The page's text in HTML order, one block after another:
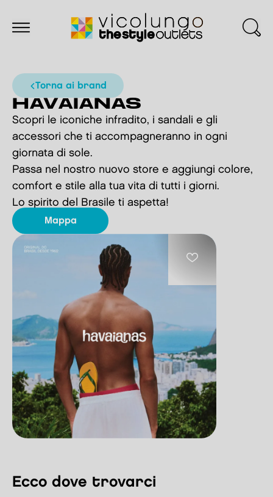
torna ai brand
HAVAIANAS
Scopri le iconiche infradito, i sandali e gli
accessori che ti accompagneranno in ogni
giornata di sole.
Passa nel nostro nuovo store e aggiungi colore,
comfort e stile alla tua vita di tutti i giorni.
Lo spirito del Brasile ti aspetta!
mappa
ecco dove trovarci